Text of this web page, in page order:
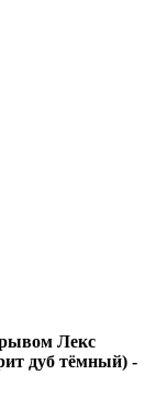
Лекс
дуб тёмный) -